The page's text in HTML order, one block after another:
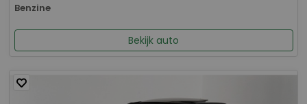
Benzine
Bekijk auto